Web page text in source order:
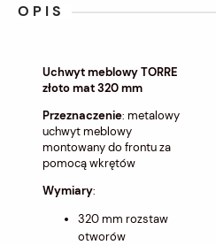
OPIS
Uchwyt meblowy TORRE
złoto mat 320 mm
Przeznaczenie: metalowy
uchwyt meblowy
montowany do frontu za
pomocą wkrętów
Wymiary:
320 mm rozstaw
otworów